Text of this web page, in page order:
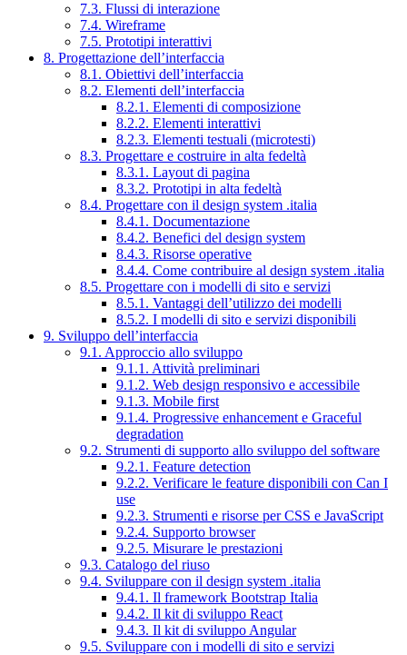
7.3. Flussi di interazione
7.4. Wireframe
7.5. Prototipi interattivi
8. Progettazione dell’interfaccia
8.1. Obiettivi dell’interfaccia
8.2. Elementi dell’interfaccia
8.2.1. Elementi di composizione
8.2.2. Elementi interattivi
8.2.3. Elementi testuali (microtesti)
8.3. Progettare e costruire in alta fedeltà
8.3.1. Layout di pagina
8.3.2. Prototipi in alta fedeltà
8.4. Progettare con il design system .italia
8.4.1. Documentazione
8.4.2. Benefici del design system
8.4.3. Risorse operative
8.4.4. Come contribuire al design system .italia
8.5. Progettare con i modelli di sito e servizi
8.5.1. Vantaggi dell’utilizzo dei modelli
8.5.2. I modelli di sito e servizi disponibili
9. Sviluppo dell’interfaccia
9.1. Approccio allo sviluppo
9.1.1. Attività preliminari
9.1.2. Web design responsivo e accessibile
9.1.3. Mobile first
9.1.4. Progressive enhancement e Graceful
degradation
9.2. Strumenti di supporto allo sviluppo del software
9.2.1. Feature detection
9.2.2. Verificare le feature disponibili con Can I
use
9.2.3. Strumenti e risorse per CSS e JavaScript
9.2.4. Supporto browser
9.2.5. Misurare le prestazioni
9.3. Catalogo del riuso
9.4. Sviluppare con il design system .italia
9.4.1. Il framework Bootstrap Italia
9.4.2. Il kit di sviluppo React
9.4.3. Il kit di sviluppo Angular
9.5. Sviluppare con i modelli di sito e servizi